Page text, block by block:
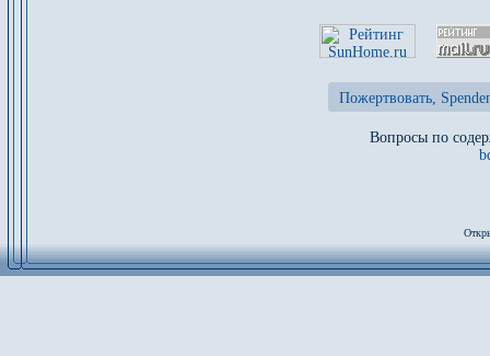
Пожертвовать,
Вопросы по